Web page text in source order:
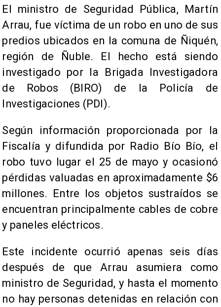
El ministro de Seguridad Pública, Martín
Arrau, fue víctima de un robo en uno de sus
predios ubicados en la comuna de Ñiquén,
región de Ñuble. El hecho está siendo
investigado por la Brigada Investigadora
de Robos (BIRO) de la Policía de
Investigaciones (PDI).
Según información proporcionada por la
Fiscalía y difundida por Radio Bío Bío, el
robo tuvo lugar el 25 de mayo y ocasionó
pérdidas valuadas en aproximadamente $6
millones. Entre los objetos sustraídos se
encuentran principalmente cables de cobre
y paneles eléctricos.
Este incidente ocurrió apenas seis días
después de que Arrau asumiera como
ministro de Seguridad, y hasta el momento
no hay personas detenidas en relación con